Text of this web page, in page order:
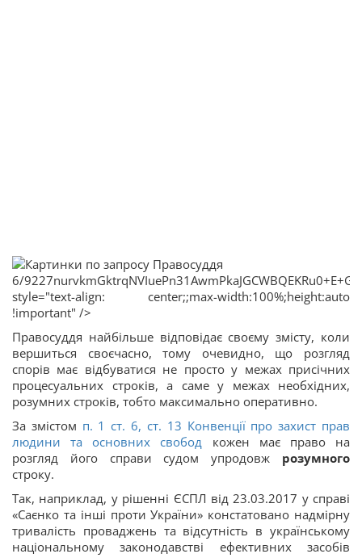
6/
style="text-align: center;;max-width:100%;height:auto
!important" />
Правосуддя найбільше відповідає своєму змісту, коли
вершиться своєчасно, тому очевидно, що розгляд
спорів має відбуватися не просто у межах присічних
процесуальних строків, а саме у межах необхідних,
розумних строків, тобто максимально оперативно.
За змістом п. 1 ст. 6, ст. 13 Конвенції про захист прав
людини та основних свобод кожен має право на
розгляд його справи судом упродовж розумного
строку.
Так, наприклад, у рішенні ЄСПЛ від 23.03.2017 у справі
«Саєнко та інші проти України» констатовано надмірну
тривалість проваджень та відсутність в українському
національному законодавстві ефективних засобів